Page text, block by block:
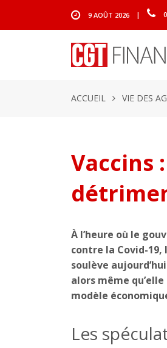
9 AOÛT 2026 |
ACCUEIL VIE DES
Vaccins
À l’heure où le
contre la Covid-
soulève
alors même
modèle
Les